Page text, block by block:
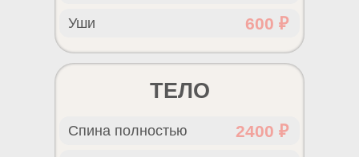
600 ₽
Уши
2400 ₽
Спина полностью
ТЕЛО